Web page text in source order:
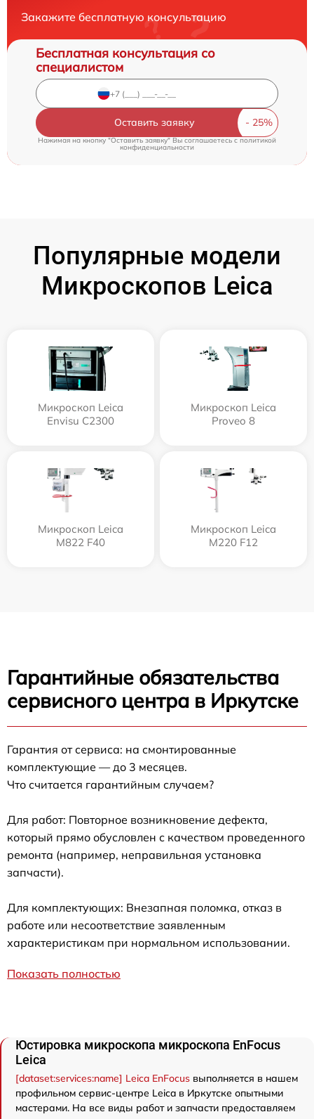
Закажите бесплатную консультацию
Бесплатная консультация со
специалистом
Оставить заявку
Нажимая на кнопку "Оставить заявку" Вы соглашаетесь cполитикой
конфиденциальности
Популярные модели
Микроскопов Leica
Микроскоп Leica
Envisu C2300
Микроскоп Leica
Proveo 8
Микроскоп Leica
M822 F40
Микроскоп Leica
M220 F12
Гарантийные обязательства
сервисного центра в Иркутске
Гарантия от сервиса: на смонтированные
комплектующие — до 3 месяцев.
Что считается гарантийным случаем?
Для работ: Повторное возникновение дефекта,
который прямо обусловлен с качеством проведенного
ремонта (например, неправильная установка
запчасти).
Для комплектующих: Внезапная поломка, отказ в
работе или несоответствие заявленным
характеристикам при нормальном использовании.
Показать полностью
Юстировка микроскопа микроскопа EnFocus
Leica
[dataset:services:name] Leica EnFocus выполняется в нашем
профильном сервис-центре Leica в Иркутске опытными
мастерами. На все виды работ и запчасти предоставляем